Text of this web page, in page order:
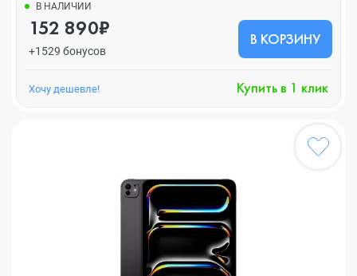
В НАЛИЧИИ
152 890₽
+1529 бонусов
В КОРЗИНУ
Хочу дешевле! Купить в 1 клик